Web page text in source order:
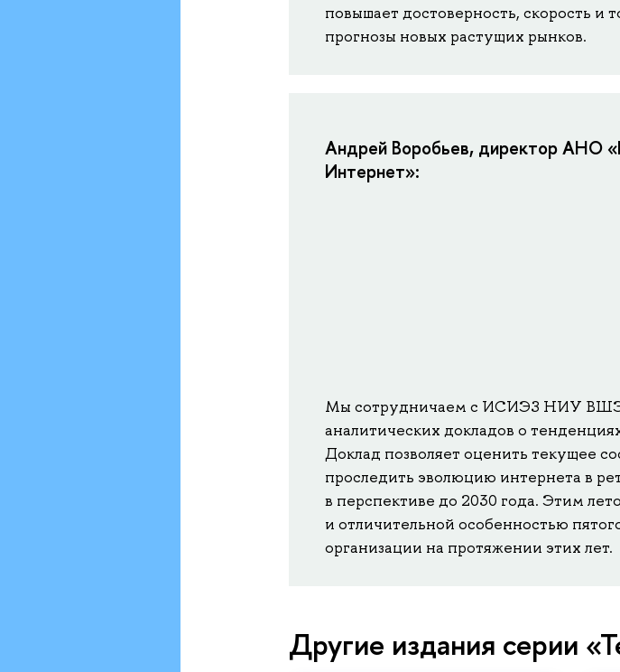
повышает достоверность, скорость и
прогнозы новых растущих рынков.
Андрей Воробьев, директор АНО
Интернет»:
Мы сотрудничаем с ИСИЭЗ НИУ ВШЭ
аналитических докладов о
Доклад позволяет оценить текущее
проследить эволюцию интернета в
в перспективе до 2030 года. Этим
и отличительной особенностью
организации на протяжении этих лет.
Другие издания серии